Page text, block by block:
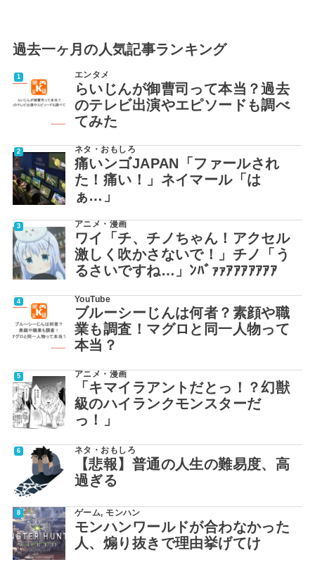
過去一ヶ月の人気記事ランキング
エンタメ
らいじんが御曹司って本当？過去
のテレビ出演やエピソードも調べ
てみた
ネタ・おもしろ
痛いンゴJAPAN「ファールされ
た！痛い！」ネイマール「は
ぁ…」
アニメ・漫画
ワイ「チ、チノちゃん！アクセル
激しく吹かさないで！」チノ「う
るさいですね…」ﾝﾊﾞｧｧｱｱｱｱｱｱｱ
YouTube
ブルーシーじんは何者？素顔や職
業も調査！マグロと同一人物って
本当？
アニメ・漫画
「キマイラアントだとっ！？幻獣
級のハイランクモンスターだ
っ！」
ネタ・おもしろ
【悲報】普通の人生の難易度、高
過ぎる
ゲーム, モンハン
モンハンワールドが合わなかった
人、煽り抜きで理由挙げてけ